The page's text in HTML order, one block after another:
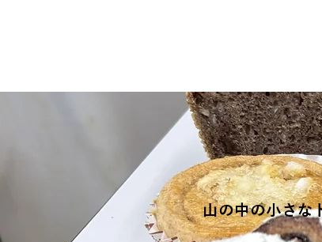
山の中の小さな